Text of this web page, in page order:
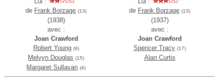
de Frank Borzage (13)
(1938)
avec :
Joan Crawford
Robert Young (9)
Melvyn Douglas (15)
Margaret Sullavan (4)
de Frank Borzage (13)
(1937)
avec :
Joan Crawford
Spencer Tracy (17)
Alan Curtis